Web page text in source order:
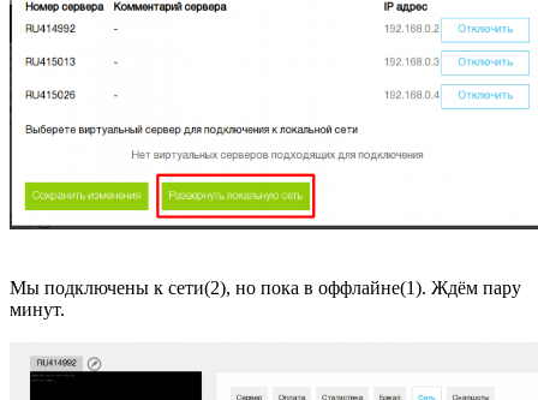
Мы подключены к сети(2), но пока в оффлайне(1). Ждём пару
минут.